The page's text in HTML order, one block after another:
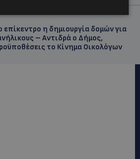
επίκεντρο η δημιουργία δομών για
– Αντιδρά ο Δήμος,
το Κίνημα Οικολόγων